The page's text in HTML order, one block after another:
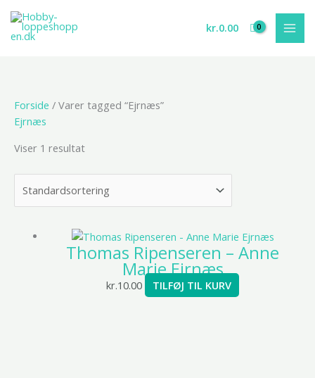
indholdet
kr.0.00
Forside / Varer tagged “Ejrnæs”
Ejrnæs
Viser 1 resultat
Thomas Ripenseren – Anne
Marie Ejrnæs
kr.10.00 TILFØJ TIL KURV